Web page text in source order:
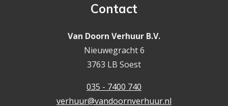
Contact
Van Doorn Verhuur B.V.
Nieuwegracht 6
3763 LB Soest
035 - 7400 740
verhuur@vandoornverhuur.nl